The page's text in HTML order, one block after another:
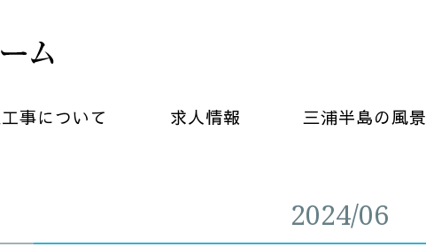
事について 求人情報 三浦半島の風景
2024/06